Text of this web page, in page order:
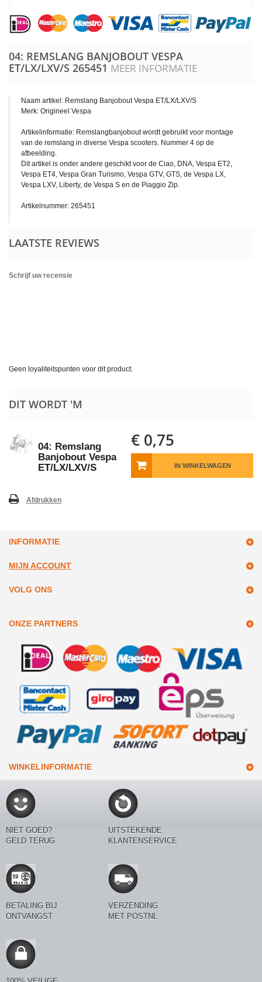
04: REMSLANG BANJOBOUT VESPA
ET/LX/LXV/S 265451 MEER INFORMATIE
Naam artikel: Remslang Banjobout Vespa ET/LX/LXV/S
Merk: Origineel Vespa
Artikelinformatie: Remslangbanjobout wordt gebruikt voor montage
van de remslang in diverse Vespa scooters. Nummer 4 op de
afbeelding.
Dit artikel is onder andere geschikt voor de Ciao, DNA, Vespa ET2,
Vespa ET4, Vespa Gran Turismo, Vespa GTV, GTS, de Vespa LX,
Vespa LXV, Liberty, de Vespa S en de Piaggio Zip.
Artikelnummer: 265451
LAATSTE REVIEWS
Schrijf uw recensie
Geen loyaliteitspunten voor dit product.
DIT WORDT 'M
04: Remslang
Banjobout Vespa
ET/LX/LXV/S
€ 0,75
IN WINKELWAGEN
Afdrukken
INFORMATIE
MIJN ACCOUNT
VOLG ONS
ONZE PARTNERS
WINKELINFORMATIE
NIET GOED?
GELD TERUG
UITSTEKENDE
KLANTENSERVICE
BETALING BIJ
ONTVANGST
VERZENDING
MET POSTNL